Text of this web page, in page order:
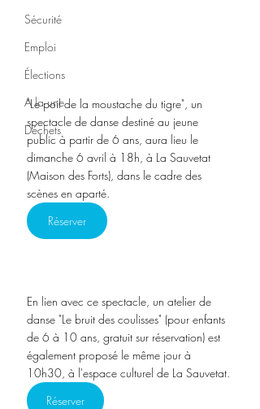
Sécurité
Emploi
Élections
A la une
Déchets
"Le poil de la moustache du tigre", un
spectacle de danse destiné au jeune
public à partir de 6 ans, aura lieu le
dimanche 6 avril à 18h, à La Sauvetat
(Maison des Forts), dans le cadre des
scènes en aparté.
Réserver
En lien avec ce spectacle, un atelier de
danse "Le bruit des coulisses" (pour enfants
de 6 à 10 ans, gratuit sur réservation) est
également proposé le même jour à
10h30, à l'espace culturel de La Sauvetat.
Réserver